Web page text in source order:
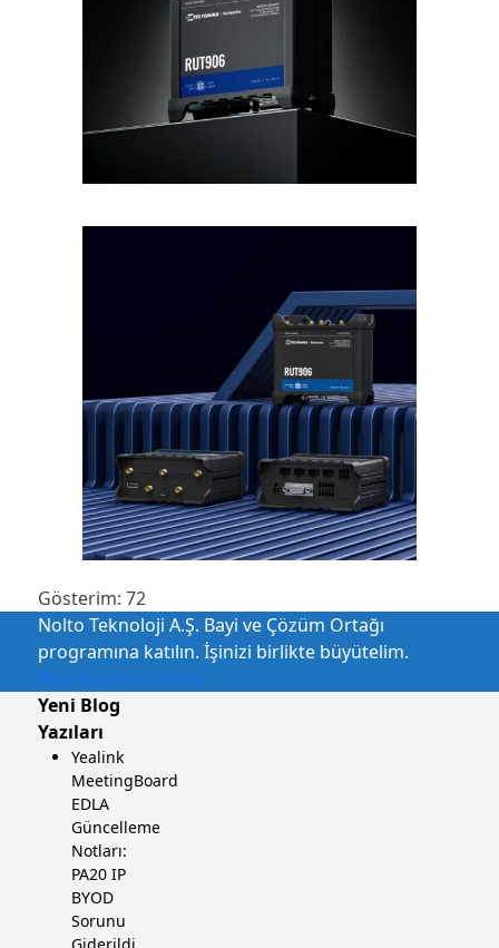
Gösterim: 72
Nolto Teknoloji A.Ş. Bayi ve Çözüm Ortağı
programına katılın. İşinizi birlikte büyütelim.
Bayi Başvuru Formu
Yeni Blog
Yazıları
Yealink
MeetingBoard
EDLA
Güncelleme
Notları:
PA20 IP
BYOD
Sorunu